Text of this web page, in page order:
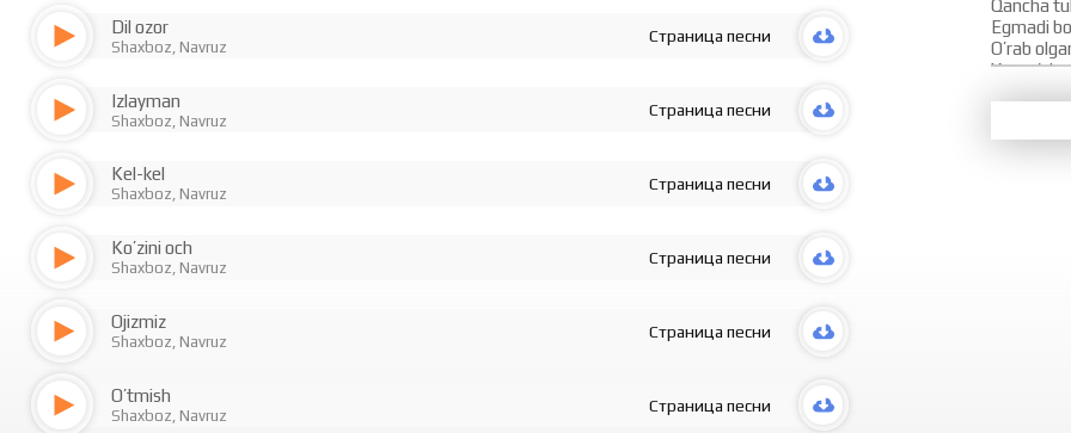
Dil ozor
Shaxboz, Navruz
Страница песни
Izlayman
Shaxboz, Navruz
Страница песни
Kel-kel
Shaxboz, Navruz
Страница песни
Ko’zini och
Shaxboz, Navruz
Страница песни
Ojizmiz
Shaxboz, Navruz
Страница песни
O’tmish
Shaxboz, Navruz
Страница песни
Qancha
Egmadi
O’rab
Xa u
O’zim